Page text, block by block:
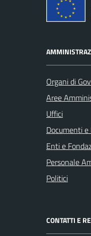
Organi di
Aree
Uffici
Documenti
Enti e
Personale
Politici
CONTATTI E